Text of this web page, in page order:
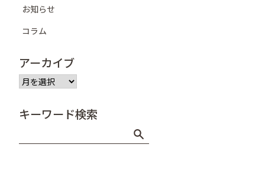
お知らせ
コラム
アーカイブ
ア
ー
イ
キーワード検索